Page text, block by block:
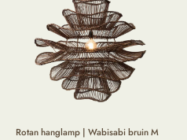
Rotan hanglamp | Wabisabi bruin M